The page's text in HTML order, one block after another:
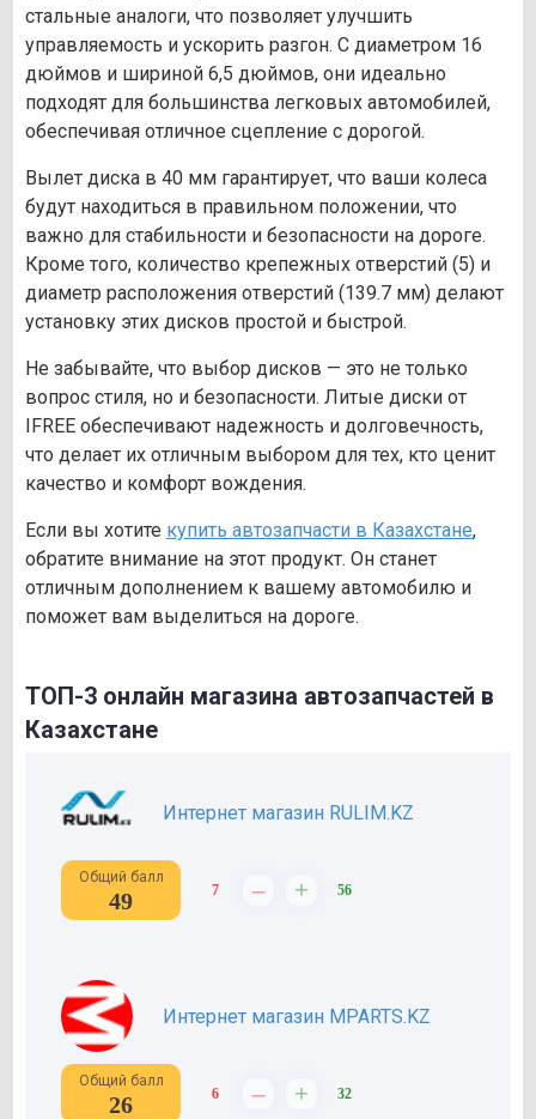
стальные аналоги, что позволяет улучшить
управляемость и ускорить разгон. С диаметром 16
дюймов и шириной 6,5 дюймов, они идеально
подходят для большинства легковых автомобилей,
обеспечивая отличное сцепление с дорогой.
Вылет диска в 40 мм гарантирует, что ваши колеса
будут находиться в правильном положении, что
важно для стабильности и безопасности на дороге.
Кроме того, количество крепежных отверстий (5) и
диаметр расположения отверстий (139.7 мм) делают
установку этих дисков простой и быстрой.
Не забывайте, что выбор дисков — это не только
вопрос стиля, но и безопасности. Литые диски от
IFREE обеспечивают надежность и долговечность,
что делает их отличным выбором для тех, кто ценит
качество и комфорт вождения.
Если вы хотите купить автозапчасти в Казахстане,
обратите внимание на этот продукт. Он станет
отличным дополнением к вашему автомобилю и
поможет вам выделиться на дороге.
ТОП-3 онлайн магазина автозапчастей в
Казахстане
Интернет магазин RULIM.KZ
Общий балл
49 7 – + 56
Интернет магазин MPARTS.KZ
Общий балл
26 6 – + 32